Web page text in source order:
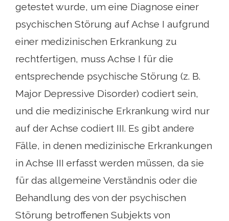
getestet wurde, um eine Diagnose einer
psychischen Störung auf Achse I aufgrund
einer medizinischen Erkrankung zu
rechtfertigen, muss Achse I für die
entsprechende psychische Störung (z. B.
Major Depressive Disorder) codiert sein,
und die medizinische Erkrankung wird nur
auf der Achse codiert III. Es gibt andere
Fälle, in denen medizinische Erkrankungen
in Achse III erfasst werden müssen, da sie
für das allgemeine Verständnis oder die
Behandlung des von der psychischen
Störung betroffenen Subjekts von